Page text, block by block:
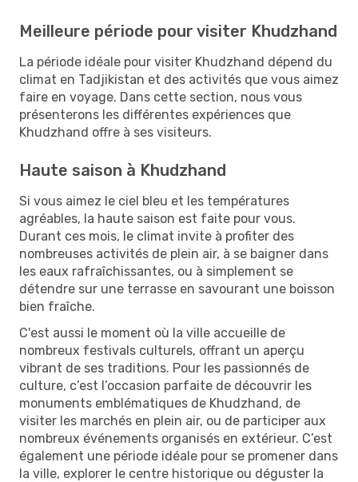
Meilleure période pour visiter Khudzhand
La période idéale pour visiter Khudzhand dépend du
climat en Tadjikistan et des activités que vous aimez
faire en voyage. Dans cette section, nous vous
présenterons les différentes expériences que
Khudzhand offre à ses visiteurs.
Haute saison à Khudzhand
Si vous aimez le ciel bleu et les températures
agréables, la haute saison est faite pour vous.
Durant ces mois, le climat invite à profiter des
nombreuses activités de plein air, à se baigner dans
les eaux rafraîchissantes, ou à simplement se
détendre sur une terrasse en savourant une boisson
bien fraîche.
C'est aussi le moment où la ville accueille de
nombreux festivals culturels, offrant un aperçu
vibrant de ses traditions. Pour les passionnés de
culture, c’est l’occasion parfaite de découvrir les
monuments emblématiques de Khudzhand, de
visiter les marchés en plein air, ou de participer aux
nombreux événements organisés en extérieur. C’est
également une période idéale pour se promener dans
la ville, explorer le centre historique ou déguster la